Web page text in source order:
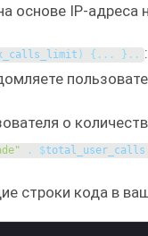
основе IP-адреса
) { . . . } . .
о
. $total_user_calls
строки кода в